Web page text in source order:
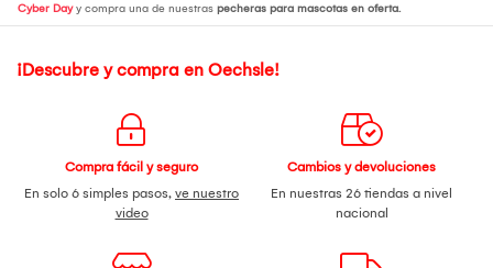
Cyber Dayy compra una de nuestras pecheras para mascotas en oferta.
¡Descubre y compra en Oechsle!
Compra fácil y seguro
En solo 6 simples pasos, ve nuestro
video
Cambios y devoluciones
En nuestras 26 tiendas a nivel
nacional